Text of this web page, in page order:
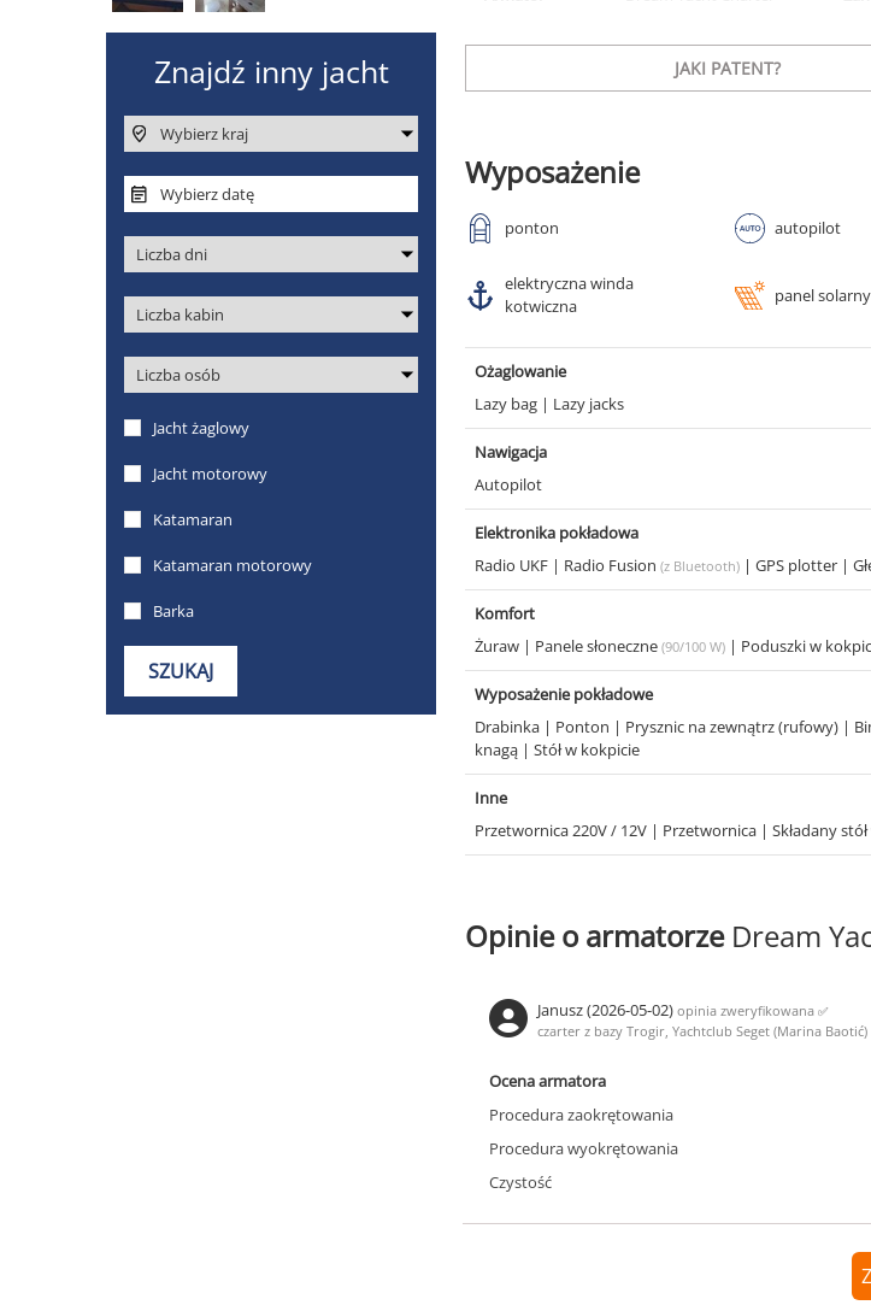
JAKI PATENT?
Wyposażenie
ponton autopilot
elektryczna winda
kotwiczna
panel solarny
Ożaglowanie
Lazy bag | Lazy jacks
Nawigacja
Autopilot
Elektronika pokładowa
Radio UKF | Radio Fusion (z Bluetooth) | GPS plotter |
Komfort
Żuraw | Panele słoneczne (90/100 W) | Poduszki w
Wyposażenie pokładowe
Drabinka | Ponton | Prysznic na zewnątrz (rufowy) |
knagą | Stół w kokpicie
Inne
Przetwornica 220V / 12V | Przetwornica | Składany
Opinie o armatorze Dream
Janusz (2026-05-02) opinia zweryfikowana ✅
czarter z bazy Trogir, Yachtclub Seget (Marina Baotić)
Ocena armatora
Procedura zaokrętowania
Procedura wyokrętowania
Czystość